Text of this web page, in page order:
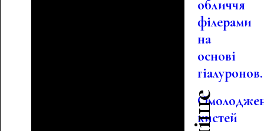
обличчя
філерами
на
основі
кистей